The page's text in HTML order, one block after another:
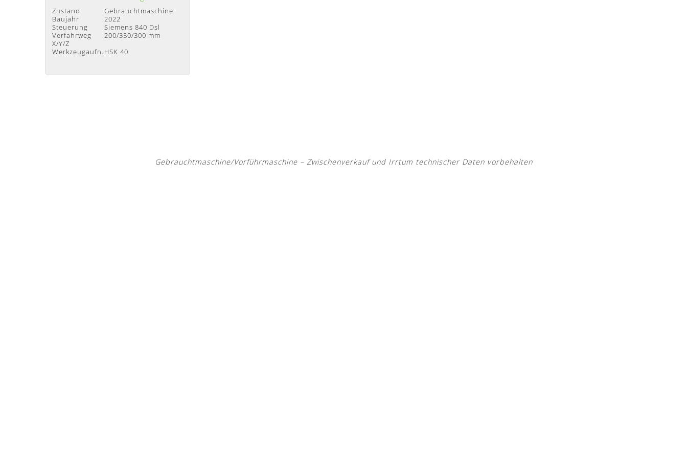
Zustand
Gebrauchtmaschine
Baujahr
2022
Steuerung
Siemens 840 Dsl
Verfahrweg
X/Y/Z
200/350/300 mm
Werkzeugaufn. HSK 40
Gebrauchtmaschine/Vorführmaschine – Zwischenverkauf und Irrtum technischer Daten vorbehalten